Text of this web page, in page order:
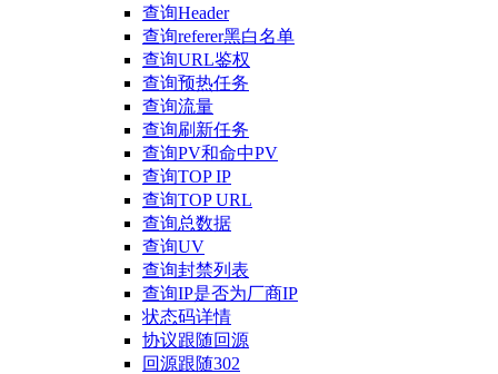
查询Header
查询referer黑白名单
查询URL鉴权
查询预热任务
查询流量
查询刷新任务
查询PV和命中PV
查询TOP IP
查询TOP URL
查询总数据
查询UV
查询封禁列表
查询IP是否为厂商IP
状态码详情
协议跟随回源
回源跟随302